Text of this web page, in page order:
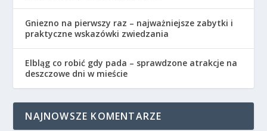
Gniezno na pierwszy raz – najważniejsze zabytki i
praktyczne wskazówki zwiedzania
Elbląg co robić gdy pada – sprawdzone atrakcje na
deszczowe dni w mieście
NAJNOWSZE KOMENTARZE